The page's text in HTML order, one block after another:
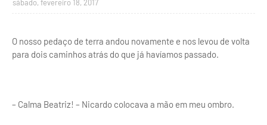
sábado, fevereiro 18, 2017
O nosso pedaço de terra andou novamente e nos levou de volta
para dois caminhos atrás do que já havíamos passado.
– Calma Beatriz! – Nicardo colocava a mão em meu ombro.